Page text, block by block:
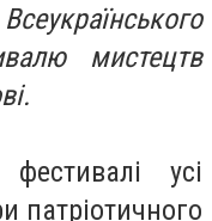
мистецтв
усі
патріотичного